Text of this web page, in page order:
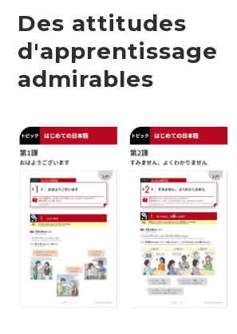
Des attitudes
d'apprentissage
admirables